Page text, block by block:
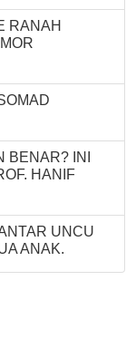
RANAH
BENAR? INI
HANIF
UNCU
ANAK.